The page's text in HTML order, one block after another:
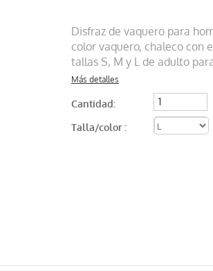
Disfraz de vaquero para
color vaquero, chaleco con
tallas S, M y L de adulto
Más detalles
Cantidad:
Talla/color :